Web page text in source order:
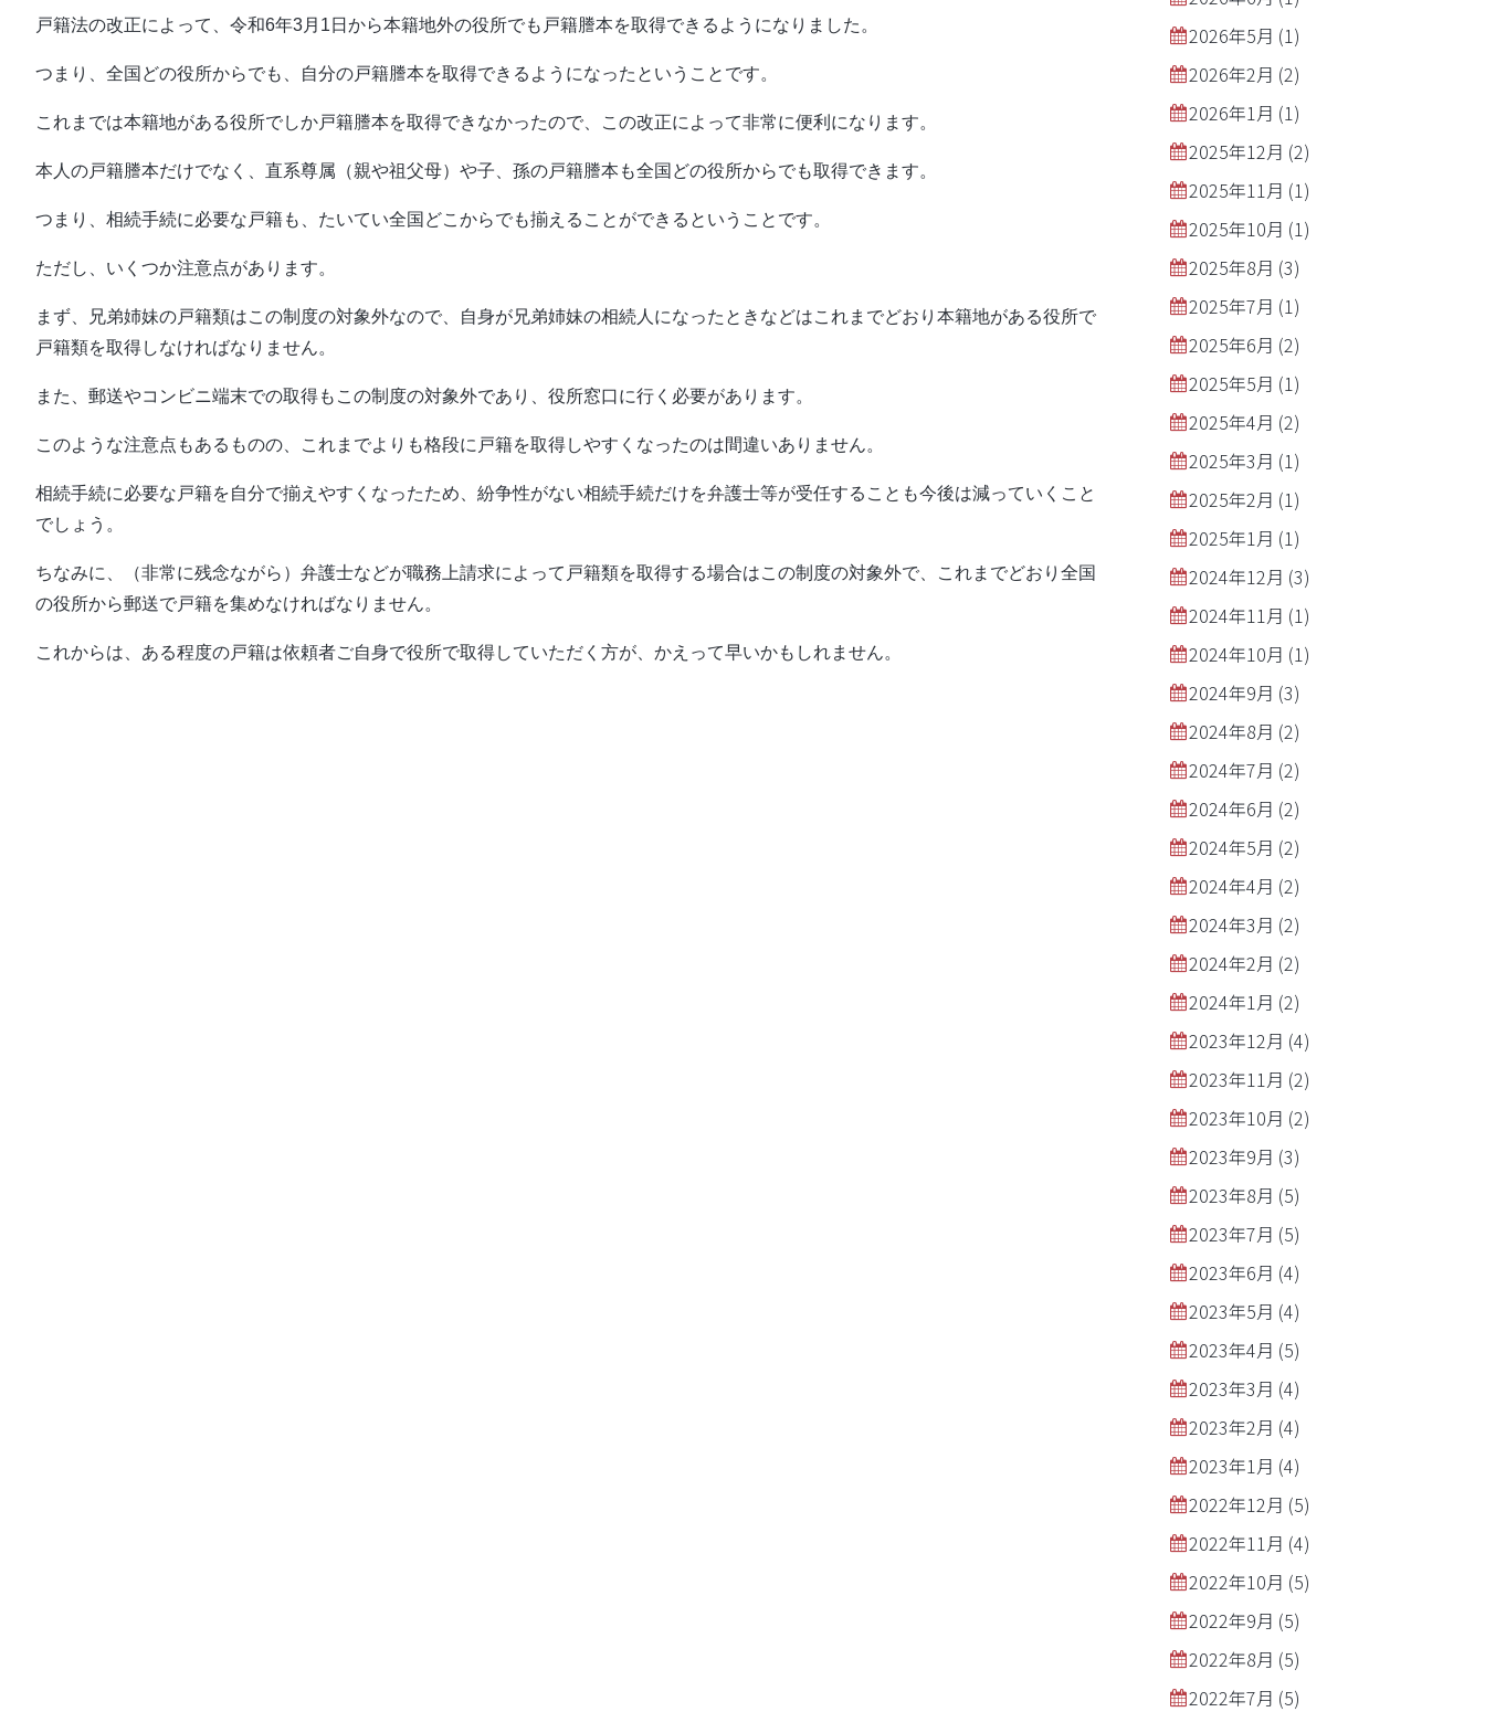
戸籍法の改正によって、令和6年3月1日から本籍地外の役所でも戸籍謄本を取得できるようになりました。
つまり、全国どの役所からでも、自分の戸籍謄本を取得できるようになったということです。
これまでは本籍地がある役所でしか戸籍謄本を取得できなかったので、この改正によって非常に便利になります。
本人の戸籍謄本だけでなく、直系尊属（親や祖父母）や子、孫の戸籍謄本も全国どの役所からでも取得できます。
つまり、相続手続に必要な戸籍も、たいてい全国どこからでも揃えることができるということです。
ただし、いくつか注意点があります。
まず、兄弟姉妹の戸籍類はこの制度の対象外なので、自身が兄弟姉妹の相続人になったときなどはこれまでどおり本籍地がある役所で
戸籍類を取得しなければなりません。
また、郵送やコンビニ端末での取得もこの制度の対象外であり、役所窓口に行く必要があります。
このような注意点もあるものの、これまでよりも格段に戸籍を取得しやすくなったのは間違いありません。
相続手続に必要な戸籍を自分で揃えやすくなったため、紛争性がない相続手続だけを弁護士等が受任することも今後は減っていくこと
でしょう。
ちなみに、（非常に残念ながら）弁護士などが職務上請求によって戸籍類を取得する場合はこの制度の対象外で、これまでどおり全国
の役所から郵送で戸籍を集めなければなりません。
これからは、ある程度の戸籍は依頼者ご自身で役所で取得していただく方が、かえって早いかもしれません。
2026年5月 (1)
2026年2月 (2)
2026年1月 (1)
2025年12月 (2)
2025年11月 (1)
2025年10月 (1)
2025年8月 (3)
2025年7月 (1)
2025年6月 (2)
2025年5月 (1)
2025年4月 (2)
2025年3月 (1)
2025年2月 (1)
2025年1月 (1)
2024年12月 (3)
2024年11月 (1)
2024年10月 (1)
2024年9月 (3)
2024年8月 (2)
2024年7月 (2)
2024年6月 (2)
2024年5月 (2)
2024年4月 (2)
2024年3月 (2)
2024年2月 (2)
2024年1月 (2)
2023年12月 (4)
2023年11月 (2)
2023年10月 (2)
2023年9月 (3)
2023年8月 (5)
2023年7月 (5)
2023年6月 (4)
2023年5月 (4)
2023年4月 (5)
2023年3月 (4)
2023年2月 (4)
2023年1月 (4)
2022年12月 (5)
2022年11月 (4)
2022年10月 (5)
2022年9月 (5)
2022年8月 (5)
2022年7月 (5)